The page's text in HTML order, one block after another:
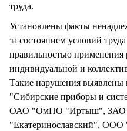
труда.
Установлены факты
за состоянием условий
правильностью применения
индивидуальной и
Такие нарушения
"Сибирские приборы и
ОАО "ОмПО "Иртыш", ЗАО
"Екатеринославский",